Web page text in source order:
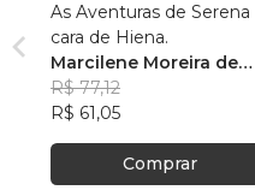
As Aventuras de Serena
cara de Hiena.
Marcilene Moreira de
Barros Gallo
R$ 77,12
R$ 61,05
Comprar